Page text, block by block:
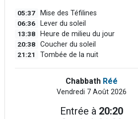
05:37 Mise des Téfilines
06:36 Lever du soleil
13:38 Heure de milieu du jour
20:38 Coucher du soleil
21:21 Tombée de la nuit
Chabbath Réé
Vendredi 7 Août 2026
Entrée à 20:20